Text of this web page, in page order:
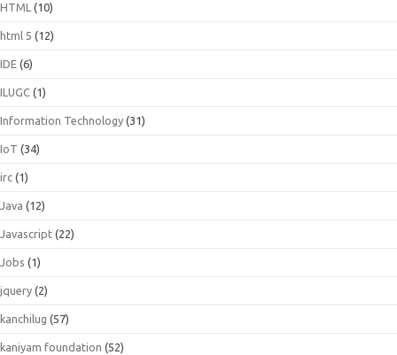
HTML (10)
html 5 (12)
IDE (6)
ILUGC (1)
Information Technology (31)
IoT (34)
irc (1)
Java (12)
Javascript (22)
Jobs (1)
jquery (2)
kanchilug (57)
kaniyam foundation (52)